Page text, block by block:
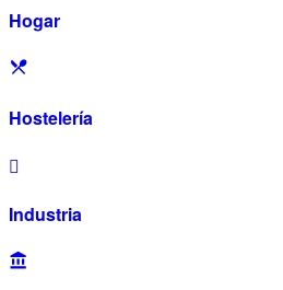
Hogar
Hostelería
Industria